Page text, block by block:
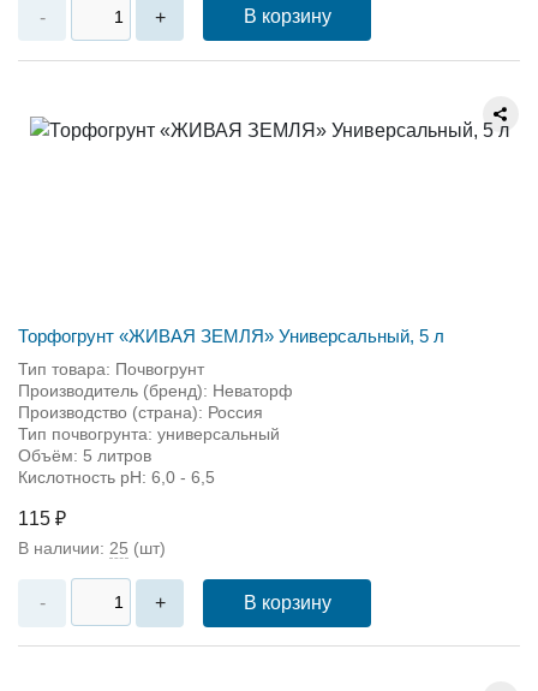
- + В корзину
Торфогрунт «ЖИВАЯ ЗЕМЛЯ» Универсальный, 5 л
Тип товара: Почвогрунт
Производитель (бренд): Неваторф
Производство (страна): Россия
Тип почвогрунта: универсальный
Объём: 5 литров
Кислотность pH: 6,0 - 6,5
115 ₽
В наличии: 25 (шт)
- + В корзину